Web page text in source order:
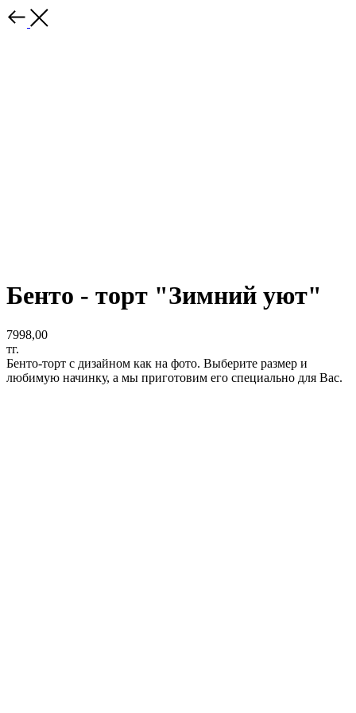
Бенто - торт "Зимний уют"
7998,00
тг.
Бенто-торт с дизайном как на фото. Выберите размер и
любимую начинку, а мы приготовим его специально для Вас.